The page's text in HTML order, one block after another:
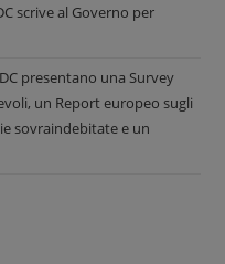
scrive al Governo per
presentano una Survey
un Report europeo sugli
sovraindebitate e un